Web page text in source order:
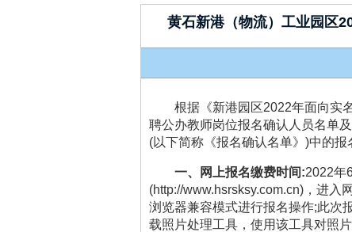
黄石新港（物流）工业园区
根据《新港园区2022年面向实
聘公办教师岗位报名确认人员名单
(以下简称《报名确认名单》)中的报
一、网上报名缴费时间:2022年
(http://www.hsrsksy.com.cn)，进
浏览器兼容模式进行报名操作;此次
载照片处理工具，使用该工具对照